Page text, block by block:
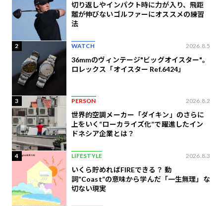
切り返しやインパクト時に力が入り、飛距
離が伸びないゴルファーにオススメの練習
法
2 WATCH 2026.8.5
36mmのヴィンテージ"ビッグオイスター"。
ロレックス「オイスター Ref.6424」
3 PERSON 2026.8.2
世界的空調メーカー「ダイキン」のさらに
上をいく“ローカライズ化”で躍進したイン
ドネシア企業とは？
4 LIFESTYLE 2026.8.3
いくら貯めればFIREできる？ 動
詞“Coast”の意味から学んだ「一生無理」な
切ない現実